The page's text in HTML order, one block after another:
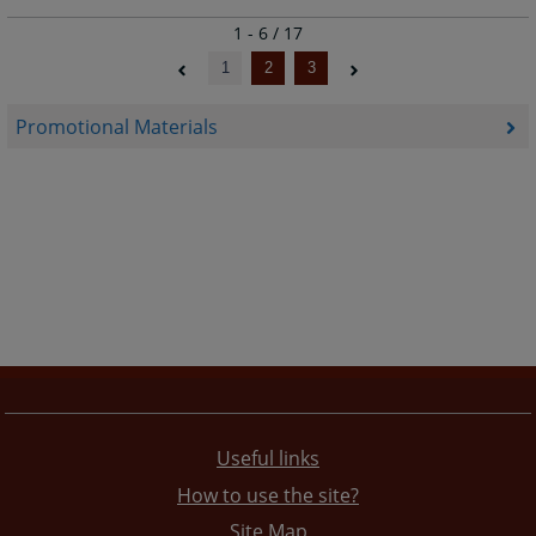
Promotional Materials
1 - 6 / 17
1 2 3
Useful links
How to use the site?